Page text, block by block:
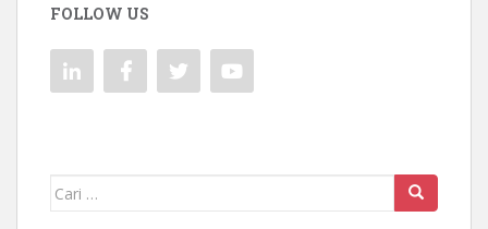
FOLLOW US
Mencari: